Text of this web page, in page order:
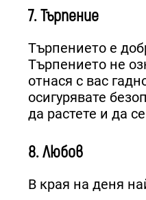
7. Търпение
Търпението е
Търпението не
отнася с вас
осигурявате
да растете и да
8. Любов
В края на деня